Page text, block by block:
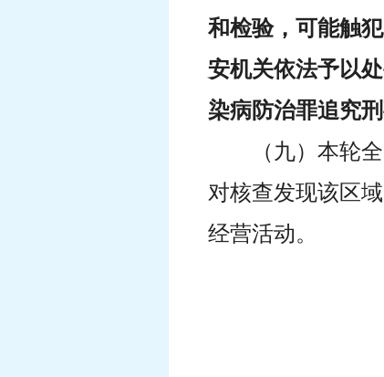
和检验，可能触
安机关依法予以
染病防治罪追究刑
（九）本轮
对核查发现该区
经营活动。